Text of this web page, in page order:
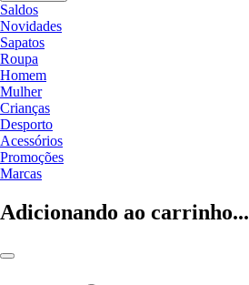
Saldos
Novidades
Sapatos
Roupa
Homem
Mulher
Crianças
Desporto
Acessórios
Promoções
Marcas
Adicionando ao carrinho...